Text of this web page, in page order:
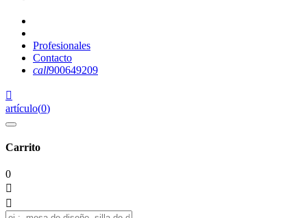
Profesionales
Contacto
call900649209

artículo(0)
Carrito
0

